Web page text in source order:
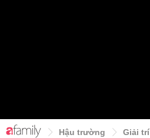
Hậu trường Giải trí